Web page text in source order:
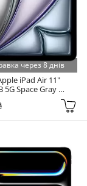
через 8 днів
iPad Air 11"
5G Space Gray